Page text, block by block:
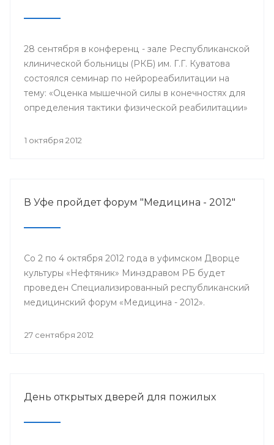
28 сентября в конференц - зале Республиканской
клинической больницы (РКБ) им. Г.Г. Куватова
состоялся семинар по нейрореабилитации на
тему: «Оценка мышечной силы в конечностях для
определения тактики физической реабилитации»
Синди Робинсон.
1 октября 2012
В Уфе пройдет форум "Медицина - 2012"
Со 2 по 4 октября 2012 года в уфимском Дворце
культуры «Нефтяник» Минздравом РБ будет
проведен Специализированный республиканский
медицинский форум «Медицина - 2012».
27 сентября 2012
День открытых дверей для пожилых